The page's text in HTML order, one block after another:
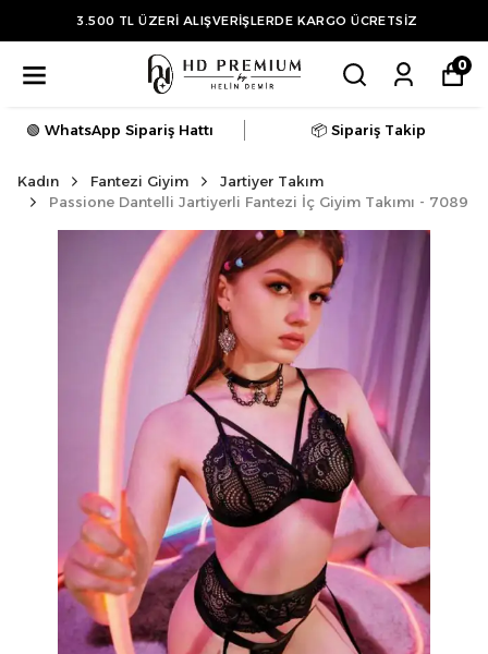
3.500 TL ÜZERİ ALIŞVERİŞLERDE KARGO ÜCRETSİZ
0
🟢 WhatsApp Sipariş Hattı 📦 Sipariş Takip
Kadın Fantezi Giyim
Jartiyer Takım
Passione Dantelli Jartiyerli Fantezi İç Giyim Takımı - 7089